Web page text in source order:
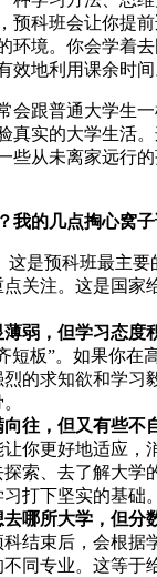
预科班会让你提
环境。你会学着
效地利用课余时间
会跟普通大学生
真实的大学生活
些从未离家远行
我的几点掏心窝子
这是预科班最主要
关注。这是国家
弱，但学习态度
短板”。如果你在
的求知欲和学习
往，但又有些不
让你更好地适应，
索、去了解大学
打下坚实的基础。
哪所大学，但分
结束后，会根据
同专业。这等于